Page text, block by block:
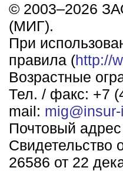
© 2003–2026
(МИГ).
При
правила (http://
Возрастные
Тел. / факс: +7
mail:
Почтовый
26586 от 22